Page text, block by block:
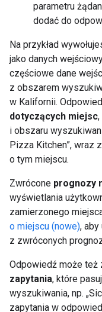
parametru
dodać do
Na przykład
jako danych
częściowe dane
z obszarem
w Kalifornii.
dotyczących miejsc
i obszaru
Pizza Kitchen”, wraz
o tym miejscu.
Zwrócone prognozy
wyświetlania
zamierzonego
o miejscu (nowe),
z zwróconych
Odpowiedź może też
zapytania, które
wyszukiwania, np.
zapytania w